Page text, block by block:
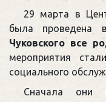
29 марта в
была проведена
Чуковского все
мероприятия
социального
Сначала они